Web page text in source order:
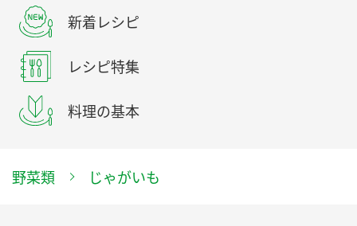
新着レシピ
レシピ特集
料理の基本
野菜類 じゃがいも